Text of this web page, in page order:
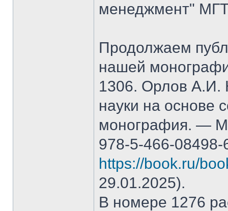
менеджмент"
Продолжаем
нашей
1306. Орлов А.И.
науки на основе
монография. —
978-5-466-
https://book.ru/
29.01.2025).
В номере 1276